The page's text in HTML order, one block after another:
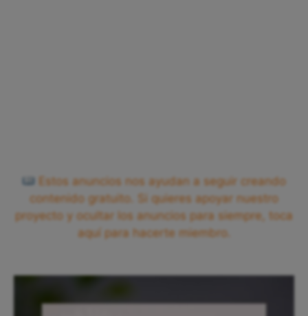
Estos anuncios nos ayudan a seguir creando
contenido gratuito. Si quieres apoyar nuestro
proyecto y ocultar los anuncios para siempre, toca
aquí para hacerte miembro.